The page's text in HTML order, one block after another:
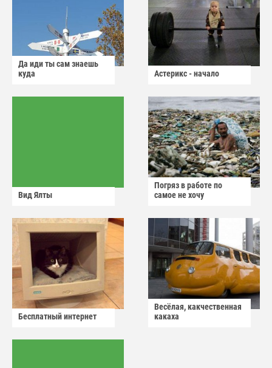
Да иди ты сам знаешь
куда
Астерикс - начало
Вид Ялты
Погряз в работе по
самое не хочу
Бесплатный интернет
Весёлая, какчественная
какаха